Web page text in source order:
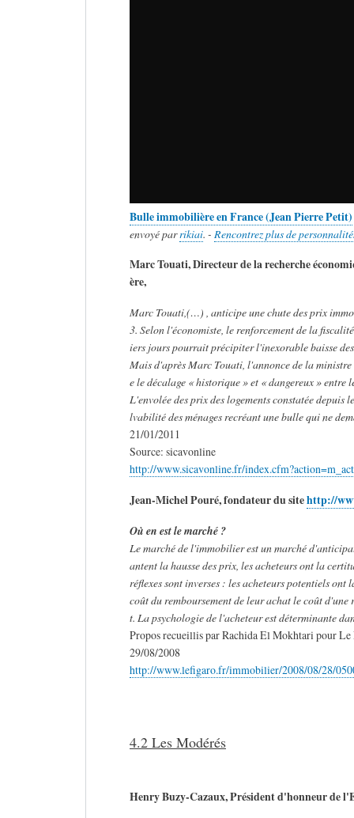
Bulle immobilière en France (Jean Pierre Petit)
envoyé parrikiai. - Rencontrez plus de
Marc Touati, Directeur de la recherche
ère,
Marc Touati,(…) , anticipe une chute des prix
3. Selon l'économiste, le renforcement de la
iers jours pourrait précipiter l'inexorable baisse
Mais d'après Marc Touati, l'annonce de la
e le décalage « historique » et « dangereux » entre
L'envolée des prix des logements constatée depuis
lvabilité des ménages recréant une bulle qui ne
21/01/2011
Source: sicavonline
http://www.sicavonline.fr/
Jean-Michel Pouré, fondateur du sitehttp://
Où en est le marché ?
Le marché de l'immobilier est un marché
antent la hausse des prix, les acheteurs ont la
réflexes sont inverses : les acheteurs potentiels
coût du remboursement de leur achat le coût
t. La psychologie de l'acheteur est déterminante
Propos recueillis par Rachida El Mokhtari pour
29/08/2008
http://www.lefigaro.fr/immobilier/2008/08/28/
4.2 Les Modérés
Henry Buzy-Cazaux, Président d'honneur de